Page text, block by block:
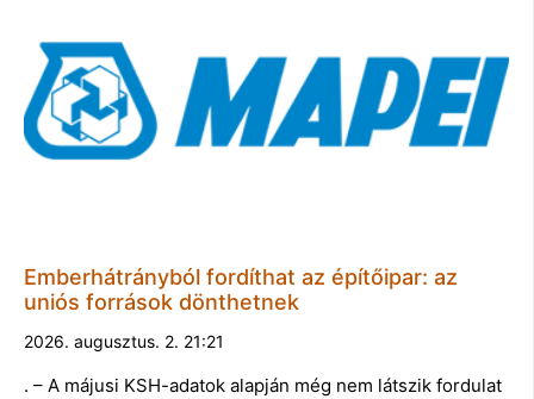
Emberhátrányból fordíthat az építőipar: az
uniós források dönthetnek
2026. augusztus. 2. 21:21
. – A májusi KSH-adatok alapján még nem látszik fordulat